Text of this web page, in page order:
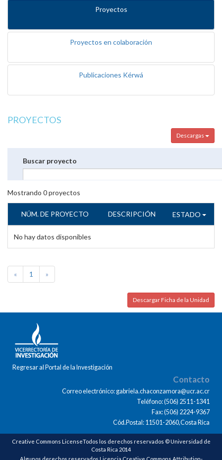
Proyectos
Proyectos en colaboración
Publicaciones Kérwá
PROYECTOS
Descargas
Buscar proyecto
Mostrando 0proyectos
NÚM. DE PROYECTO DESCRIPCIÓN ESTADO
No hay datos disponibles
« 1 »
Descargar Ficha de la Unidad
Regresar al Portal de la Investigación
Contacto
Correo electrónico: gabriela.chaconzamora@ucr.ac.cr
Teléfono: (506) 2511-1341
Fax: (506) 2224-9367
Cód.Postal: 11501-2060,Costa Rica
Creative Commons LicenseTodos los derechos reservados © Universidad de
Costa Rica 2014